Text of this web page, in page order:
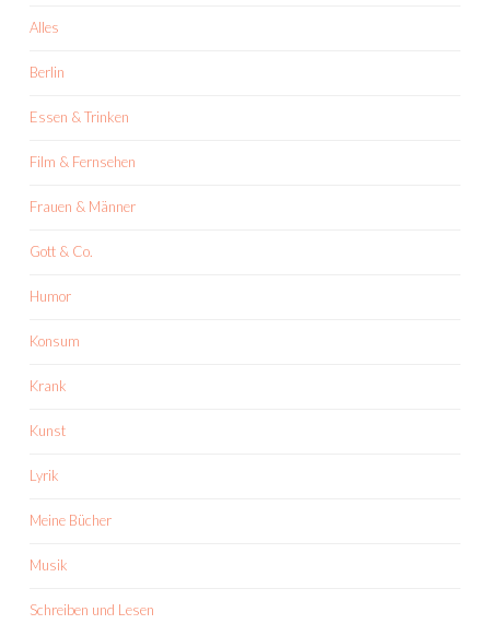
Alles
Berlin
Essen & Trinken
Film & Fernsehen
Frauen & Männer
Gott & Co.
Humor
Konsum
Krank
Kunst
Lyrik
Meine Bücher
Musik
Schreiben und Lesen